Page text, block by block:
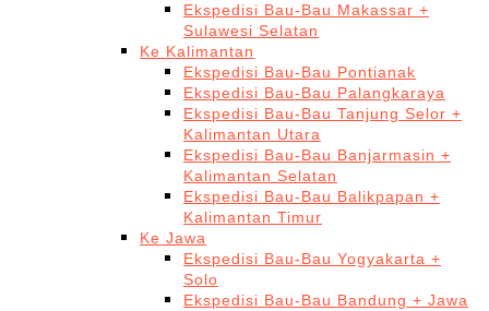
Ekspedisi Bau-Bau Makassar +
Sulawesi Selatan
Ke Kalimantan
Ekspedisi Bau-Bau Pontianak
Ekspedisi Bau-Bau Palangkaraya
Ekspedisi Bau-Bau Tanjung Selor +
Kalimantan Utara
Ekspedisi Bau-Bau Banjarmasin +
Kalimantan Selatan
Ekspedisi Bau-Bau Balikpapan +
Kalimantan Timur
Ke Jawa
Ekspedisi Bau-Bau Yogyakarta +
Solo
Ekspedisi Bau-Bau Bandung + Jawa